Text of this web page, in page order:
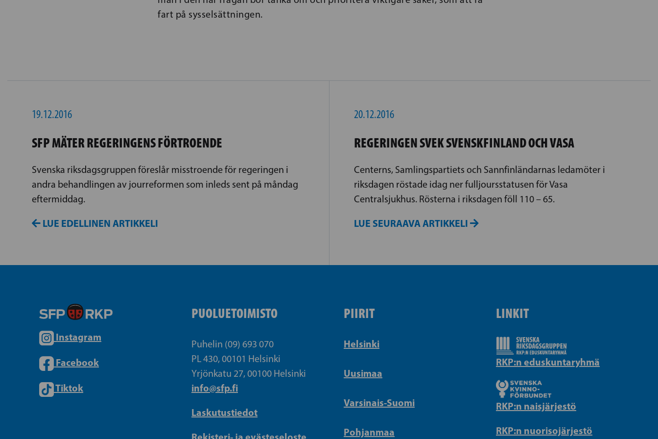
fart på sysselsättningen.
19.12.2016
SFP MÄTER REGERINGENS FÖRTROENDE
Svenska riksdagsgruppen föreslår misstroende för regeringen i
andra behandlingen av jourreformen som inleds sent på måndag
eftermiddag.
LUE EDELLINEN ARTIKKELI
20.12.2016
REGERINGEN SVEK SVENSKFINLAND OCH VASA
Centerns, Samlingspartiets och Sannfinländarnas ledamöter i
riksdagen röstade idag ner fulljoursstatusen för Vasa
Centralsjukhus. Rösterna i riksdagen föll 110 – 65.
LUE SEURAAVA ARTIKKELI
Instagram
Facebook
Tiktok
PUOLUETOIMISTO
Puhelin (09) 693 070
PL 430, 00101 Helsinki
Yrjönkatu 27, 00100 Helsinki
info@sfp.fi
Laskutustiedot
PIIRIT
Helsinki
Uusimaa
Varsinais-Suomi
Pohjanmaa
LINKIT
RKP:n eduskuntaryhmä
RKP:n naisjärjestö
RKP:n nuorisojärjestö